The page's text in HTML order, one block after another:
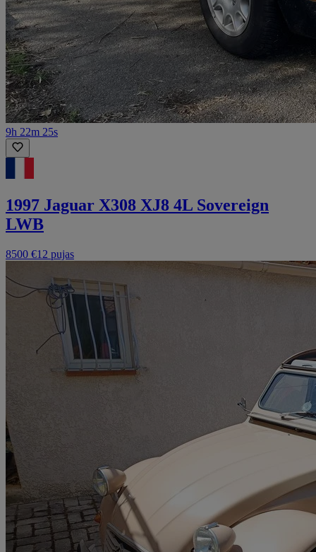
9h 22m 25s
1997 Jaguar X308 XJ8 4L Sovereign
LWB
8500 €12 pujas